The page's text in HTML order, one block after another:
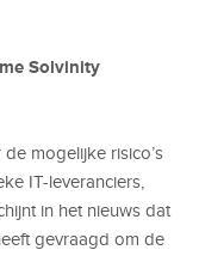
Solvinity
mogelijke risico’s
IT-leveranciers,
in het nieuws dat
gevraagd om de